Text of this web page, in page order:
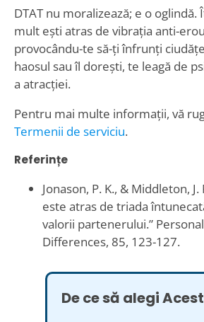
DTAT nu moralizează; e o oglindă.
mult ești atras de vibrația anti-
provocându-te să-ți înfrunți
haosul sau îl dorești, te leagă de
a atracției.
Pentru mai multe informații, vă
Termenii de serviciu.
Referințe
Jonason, P. K., & Middleton, J.
este atras de triada
valorii partenerului.”
Differences, 85, 123-127.
De ce să alegi